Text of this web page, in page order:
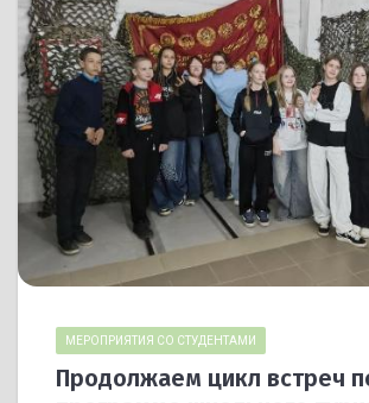
МЕРОПРИЯТИЯ СО СТУДЕНТАМИ
Продолжаем цикл встреч